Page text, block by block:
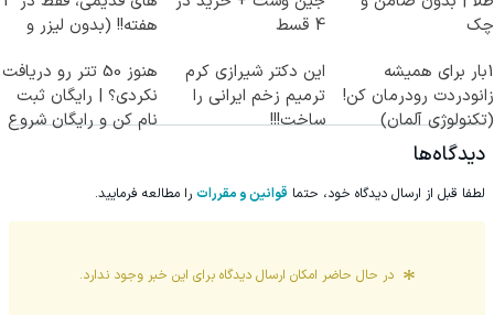
چک
4 قسط
هفته!! (بدون لیزر و
1بار برای همیشه
زانودردت رودرمان کن!
(تکنولوژی آلمان)
◂پرسشنامه▸
این دکتر شیرازی کرم
ترمیم زخم ایرانی را
ساخت!!!
هنوز 50 تتر رو دریافت
نکردی؟ | رایگان ثبت
نام کن و رایگان شروع
دیدگاه‌ها
لطفا قبل از ارسال دیدگاه خود، حتما قوانین و مقررات را مطالعه فرمایید.
در حال حاضر امکان ارسال دیدگاه برای این خبر وجود ندارد.